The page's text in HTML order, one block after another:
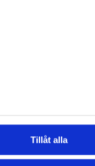
Tillåt alla
Ställ din fråga